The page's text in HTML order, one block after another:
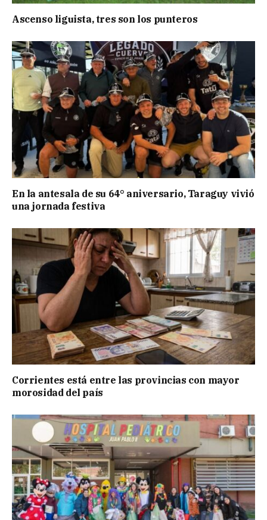
Ascenso liguista, tres son los punteros
En la antesala de su 64° aniversario, Taraguy vivió
una jornada festiva
Corrientes está entre las provincias con mayor
morosidad del país